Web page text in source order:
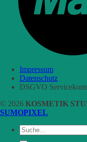
Impressum
Datenschutz
DSGVO
© 2026 KOSMETIK
SUMOPIXEL
Suche
nach: